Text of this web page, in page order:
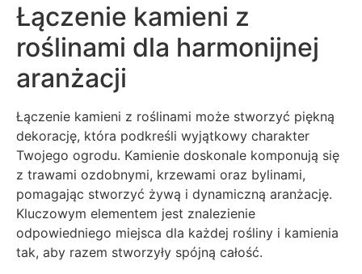
Łączenie kamieni z
roślinami dla harmonijnej
aranżacji
Łączenie kamieni z roślinami może stworzyć piękną
dekorację, która podkreśli wyjątkowy charakter
Twojego ogrodu. Kamienie doskonale komponują się
z trawami ozdobnymi, krzewami oraz bylinami,
pomagając stworzyć żywą i dynamiczną aranżację.
Kluczowym elementem jest znalezienie
odpowiedniego miejsca dla każdej rośliny i kamienia
tak, aby razem stworzyły spójną całość.